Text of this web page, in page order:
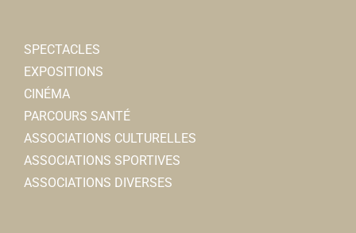
SPECTACLES
EXPOSITIONS
CINÉMA
PARCOURS SANTÉ
ASSOCIATIONS CULTURELLES
ASSOCIATIONS SPORTIVES
ASSOCIATIONS DIVERSES